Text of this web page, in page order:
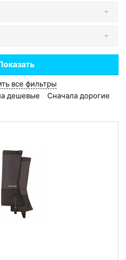
все фильтры
дешевые Сначала дорогие